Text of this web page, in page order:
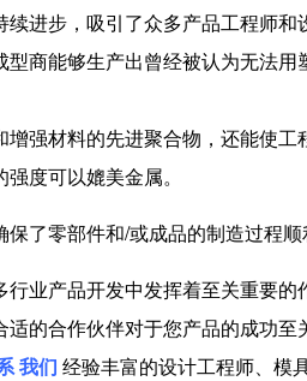
续进步，吸引了众多产品工程师
商能够生产出曾经被认为无法用
增强材料的先进聚合物，还能使
度可以媲美金属。
了零部件和/或成品的制造过程
行业产品开发中发挥着至关重要
适的合作伙伴对于您产品的成功
我们 经验丰富的设计工程师、模